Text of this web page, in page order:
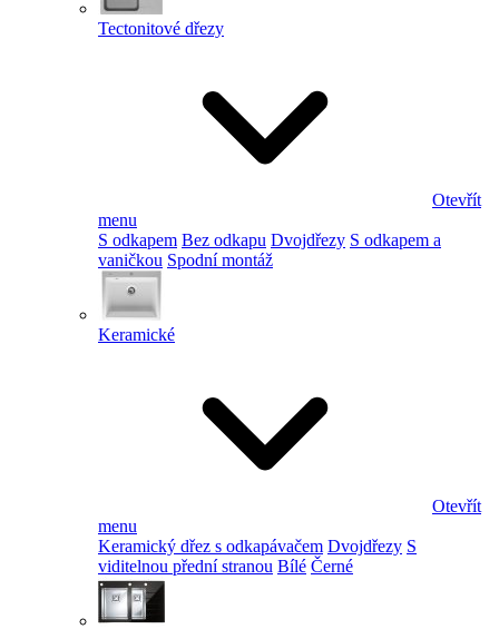
Tectonitové dřezy
Otevřít
menu
S odkapem Bez odkapu Dvojdřezy S odkapem a
vaničkou Spodní montáž
Keramické
Otevřít
menu
Keramický dřez s odkapávačem Dvojdřezy S
viditelnou přední stranou Bílé Černé